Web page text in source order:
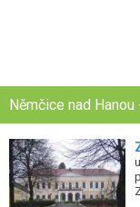
Němčice nad